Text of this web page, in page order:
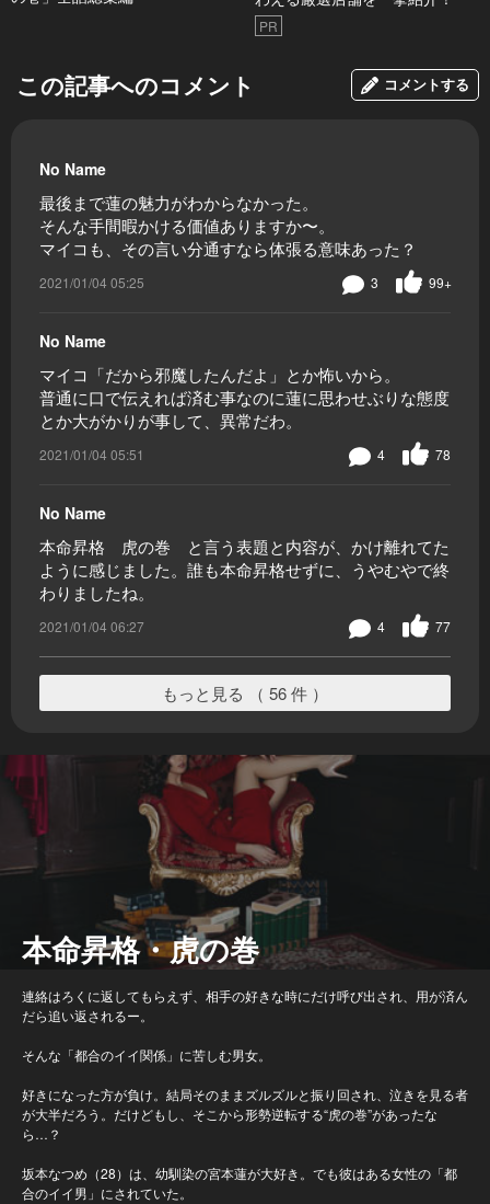
PR
この記事へのコメント コメントする
No Name
最後まで蓮の魅力がわからなかった。
そんな手間暇かける価値ありますか〜。
マイコも、その言い分通すなら体張る意味あった？
2021/01/04 05:25 99+
3
No Name
マイコ「だから邪魔したんだよ」とか怖いから。
普通に口で伝えれば済む事なのに蓮に思わせぶりな態度
とか大がかりが事して、異常だわ。
2021/01/04 05:51 78
4
No Name
本命昇格 虎の巻 と言う表題と内容が、かけ離れてた
ように感じました。誰も本命昇格せずに、うやむやで終
わりましたね。
2021/01/04 06:27 77
4
もっと見る （ 56 件 ）
本命昇格・虎の巻
連絡はろくに返してもらえず、相手の好きな時にだけ呼び出され、用が済ん
だら追い返されるー。
そんな「都合のイイ関係」に苦しむ男女。
好きになった方が負け。結局そのままズルズルと振り回され、泣きを見る者
が大半だろう。だけどもし、そこから形勢逆転する“虎の巻”があったな
ら…？
坂本なつめ（28）は、幼馴染の宮本蓮が大好き。でも彼はある女性の「都
合のイイ男」にされていた。